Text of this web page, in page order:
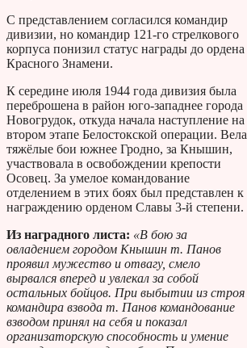
С представлением согласился командир
дивизии, но командир 121-го стрелкового
корпуса понизил статус награды до ордена
Красного Знамени.
К середине июля 1944 года дивизия была
переброшена в район юго-западнее города
Новогрудок, откуда начала наступление на
втором этапе Белостокской операции. Вела
тяжёлые бои южнее Гродно, за Кнышин,
участвовала в освобождении крепости
Осовец. За умелое командование
отделением в этих боях был представлен к
награждению орденом Славы 3-й степени.
Из наградного листа: «В бою за
овладением городом Кнышин т. Панов
проявил мужество и отвагу, смело
вырвался вперед и увлекал за собой
остальных бойцов. При выбытии из строя
командира взвода т. Панов командование
взводом принял на себя и показал
организаторскую способность и умение